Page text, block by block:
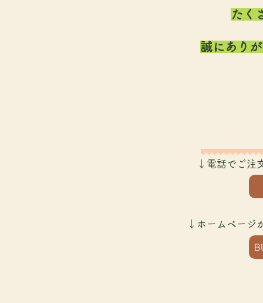
たく
誠にあり
↓​電話で ご注
↓ホームページ